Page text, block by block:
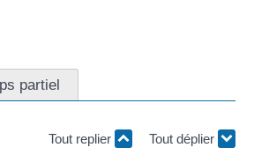
partiel
Tout replier Tout déplier